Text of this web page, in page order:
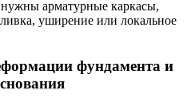
арматурные каркасы,
уширение или локальное
фундамента и